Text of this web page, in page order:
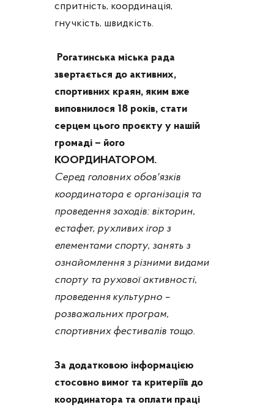
спритність, координація,
гнучкість, швидкість.
Рогатинська міська рада
звертається до активних,
спортивних краян, яким вже
виповнилося 18 років, стати
серцем цього проєкту у нашій
громаді – його
КООРДИНАТОРОМ.
Серед головних обов'язків
координатора є організація та
проведення заходів: вікторин,
естафет, рухливих ігор з
елементами спорту, занять з
ознайомлення з різними видами
спорту та рухової активності,
проведення культурно –
розважальних програм,
спортивних фестивалів тощо.
За додатковою інформацією
стосовно вимог та критеріїв до
координатора та оплати праці